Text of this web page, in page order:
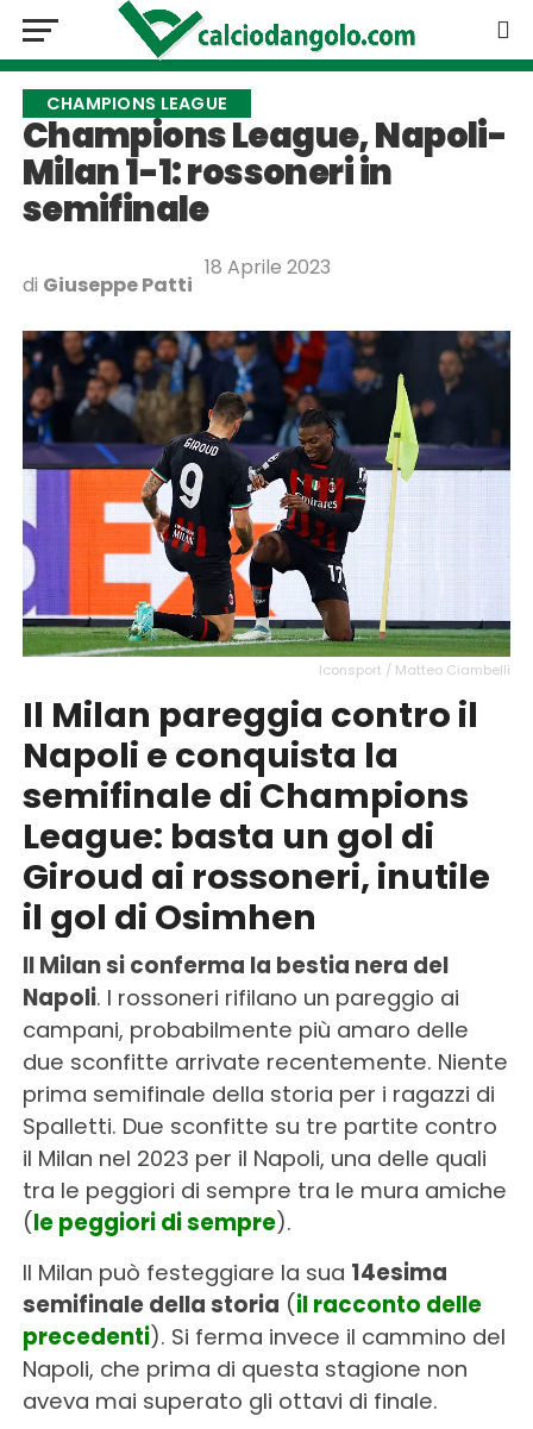
CHAMPIONS LEAGUE
Champions League, Napoli-
Milan 1-1: rossoneri in
semifinale
di Giuseppe Patti
18 Aprile 2023
Iconsport / Matteo Ciambelli
Il Milan pareggia contro il
Napoli e conquista la
semifinale di Champions
League: basta un gol di
Giroud ai rossoneri, inutile
il gol di Osimhen
Il Milan si conferma la bestia nera del
Napoli. I rossoneri rifilano un pareggio ai
campani, probabilmente più amaro delle
due sconfitte arrivate recentemente. Niente
prima semifinale della storia per i ragazzi di
Spalletti. Due sconfitte su tre partite contro
il Milan nel 2023 per il Napoli, una delle quali
tra le peggiori di sempre tra le mura amiche
(le peggiori di sempre).
Il Milan può festeggiare la sua 14esima
semifinale della storia (il racconto delle
precedenti). Si ferma invece il cammino del
Napoli, che prima di questa stagione non
aveva mai superato gli ottavi di finale.